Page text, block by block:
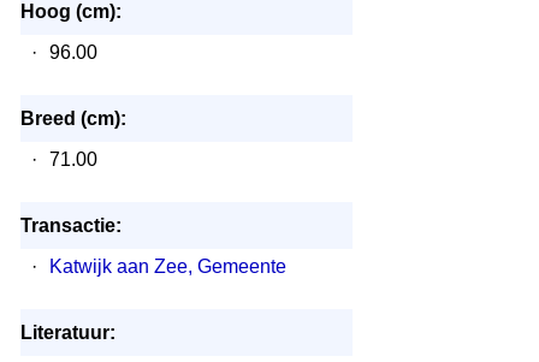
Hoog (cm):
·
96.00
Breed (cm):
·
71.00
Transactie:
·
Katwijk aan Zee, Gemeente
Literatuur: